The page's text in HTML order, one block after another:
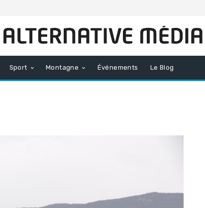
Sport Montagne Événements Le Blog